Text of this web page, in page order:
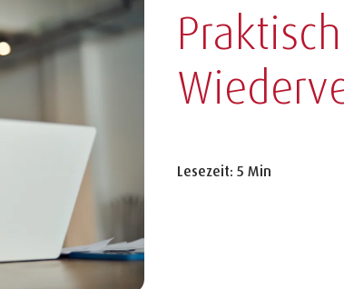
Lesezeit: 5 Min